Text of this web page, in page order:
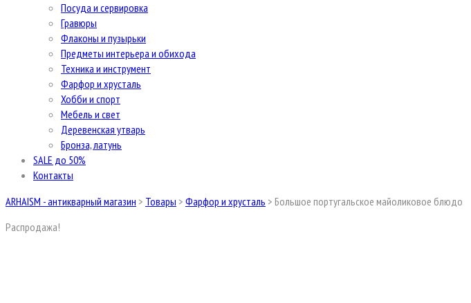
Посуда и сервировка
Гравюры
Флаконы и пузырьки
Предметы интерьера и обихода
Техника и инструмент
Фарфор и хрусталь
Хобби и спорт
Мебель и свет
Деревенская утварь
Бронза, латунь
SALE до 50%
Контакты
ARHAISM - антикварный магазин > Товары > Фарфор и хрусталь > Большое португальское майоликовое блюдо
Распродажа!